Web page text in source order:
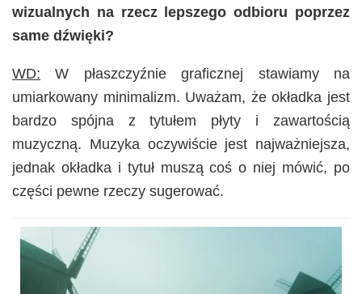
wizualnych na rzecz lepszego odbioru poprzez
same dźwięki?
WD: W płaszczyźnie graficznej stawiamy na
umiarkowany minimalizm. Uważam, że okładka jest
bardzo spójna z tytułem płyty i zawartością
muzyczną. Muzyka oczywiście jest najważniejsza,
jednak okładka i tytuł muszą coś o niej mówić, po
części pewne rzeczy sugerować.